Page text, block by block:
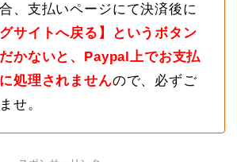
、支払いページにて決済後に
グサイトへ戻る】というボタン
かないと、Paypal上でお支払
処理されませんので、必ずご
せ。